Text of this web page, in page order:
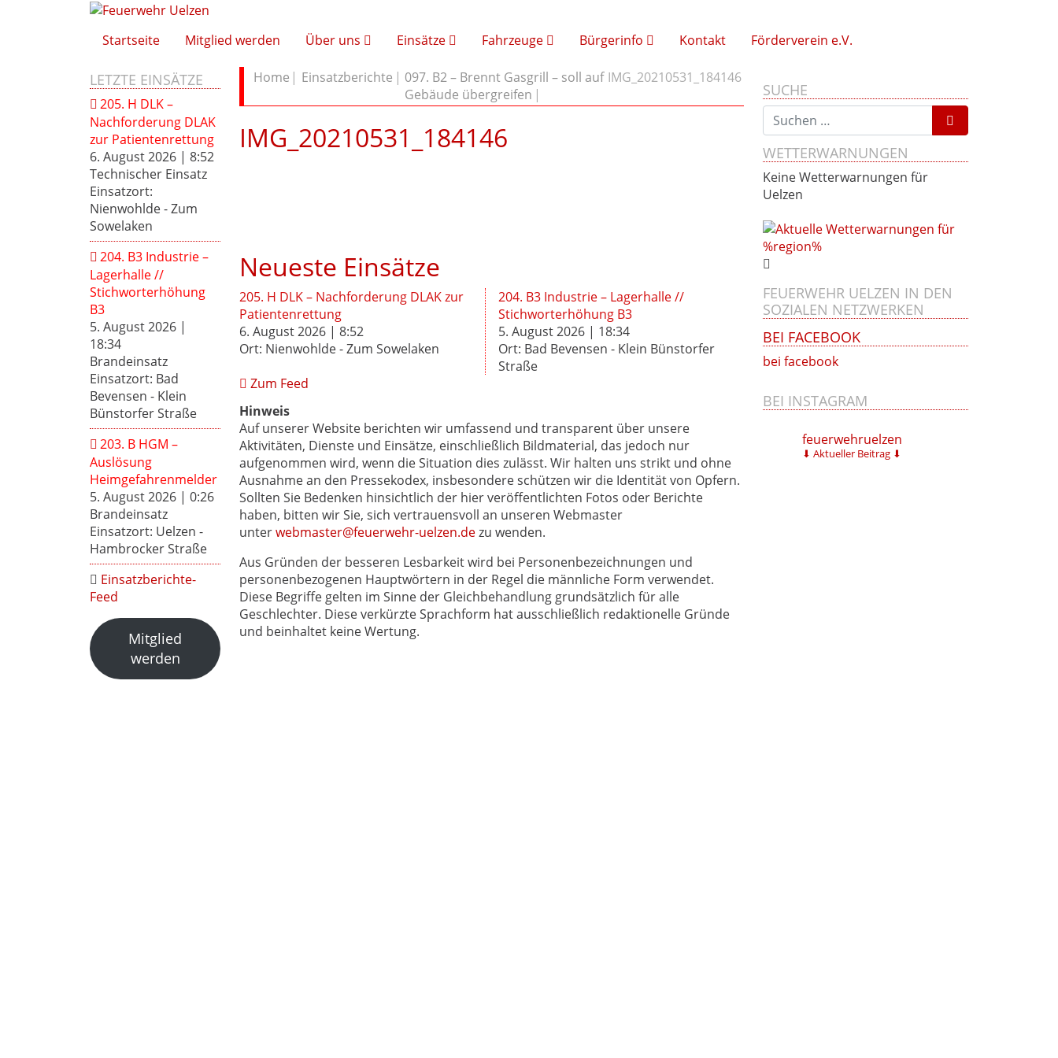
Startseite Mitglied werden Über uns Einsätze Fahrzeuge Bürgerinfo Kontakt Förderverein e.V.
LETZTE EINSÄTZE
205. H DLK –
Nachforderung DLAK
zur Patientenrettung
6. August 2026 | 8:52
Technischer Einsatz
Einsatzort:
Nienwohlde - Zum
Sowelaken
204. B3 Industrie –
Lagerhalle //
Stichworterhöhung
B3
5. August 2026 |
18:34
Brandeinsatz
Einsatzort: Bad
Bevensen - Klein
Bünstorfer Straße
203. B HGM –
Auslösung
Heimgefahrenmelder
5. August 2026 | 0:26
Brandeinsatz
Einsatzort: Uelzen -
Hambrocker Straße
Einsatzberichte-
Feed
Mitglied
werden
Home Einsatzberichte
097. B2 – Brennt Gasgrill – soll auf
Gebäude übergreifen
IMG_20210531_184146
IMG_20210531_184146
Neueste Einsätze
205. H DLK – Nachforderung DLAK zur
Patientenrettung
6. August 2026 | 8:52
Ort: Nienwohlde - Zum Sowelaken
204. B3 Industrie – Lagerhalle //
Stichworterhöhung B3
5. August 2026 | 18:34
Ort: Bad Bevensen - Klein Bünstorfer
Straße
Zum Feed
Hinweis
Auf unserer Website berichten wir umfassend und transparent über unsere
Aktivitäten, Dienste und Einsätze, einschließlich Bildmaterial, das jedoch nur
aufgenommen wird, wenn die Situation dies zulässt. Wir halten uns strikt und ohne
Ausnahme an den Pressekodex, insbesondere schützen wir die Identität von Opfern.
Sollten Sie Bedenken hinsichtlich der hier veröffentlichten Fotos oder Berichte
haben, bitten wir Sie, sich vertrauensvoll an unseren Webmaster
unterwebmaster@feuerwehr-uelzen.dezu wenden.
Aus Gründen der besseren Lesbarkeit wird bei Personenbezeichnungen und
personenbezogenen Hauptwörtern in der Regel die männliche Form verwendet.
Diese Begriffe gelten im Sinne der Gleichbehandlung grundsätzlich für alle
Geschlechter. Diese verkürzte Sprachform hat ausschließlich redaktionelle Gründe
und beinhaltet keine Wertung.
SUCHE
Suchen nach:
WETTERWARNUNGEN
Keine Wetterwarnungen für
Uelzen
FEUERWEHR UELZEN IN DEN
SOZIALEN NETZWERKEN
BEI FACEBOOK
bei facebook
BEI INSTAGRAM
feuerwehruelzen
⬇ Aktueller Beitrag ⬇